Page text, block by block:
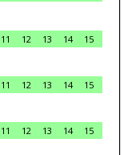
11 12 13 14
15
11 12 13 14
15
11 12 13 14
15